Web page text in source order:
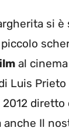
si
al
Luis
diretto
anche Il